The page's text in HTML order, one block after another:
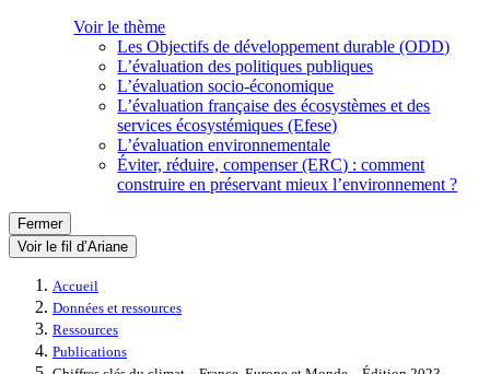
Voir le thème
Les Objectifs de développement durable (ODD)
L’évaluation des politiques publiques
L’évaluation socio-économique
L’évaluation française des écosystèmes et des
services écosystémiques (Efese)
L’évaluation environnementale
Éviter, réduire, compenser (ERC) : comment
construire en préservant mieux l’environnement ?
Fermer
Voir le fil d’Ariane
Accueil
Données et ressources
Ressources
Publications